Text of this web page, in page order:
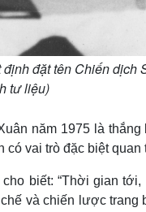
đặt tên Chiến
tư liệu)
năm 1975 là
vai trò đặc biệt quan
biết: “Thời gian
và chiến lược trang